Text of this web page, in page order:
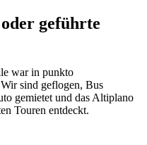
geführte
war in punkto
sind geflogen, Bus
gemietet und das Altiplano
Touren entdeckt.